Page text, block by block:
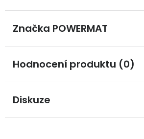
Značka POWERMAT
Hodnocení produktu (0)
Diskuze